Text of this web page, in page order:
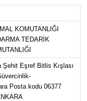
KOMUTANLIĞI
TEDARİK
Eşref Bitlis Kışlası
Posta kodu 06377